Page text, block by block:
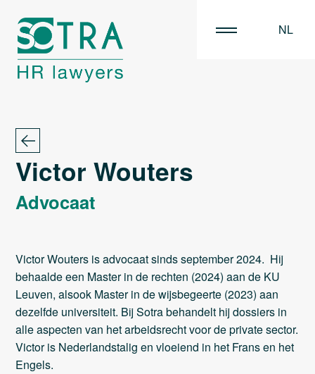
NL
Victor Wouters
Advocaat
Victor Wouters is advocaat sinds september 2024. Hij
behaalde een Master in de rechten (2024) aan de KU
Leuven, alsook Master in de wijsbegeerte (2023) aan
dezelfde universiteit. Bij Sotra behandelt hij dossiers in
alle aspecten van het arbeidsrecht voor de private sector.
Victor is Nederlandstalig en vloeiend in het Frans en het
Engels.